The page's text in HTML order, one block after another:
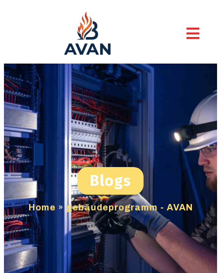
Blogs
Home » gebäudeprogramm - AVAN